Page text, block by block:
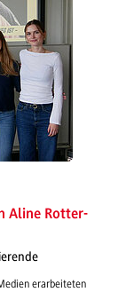
Aline Rotter-
erarbeiteten